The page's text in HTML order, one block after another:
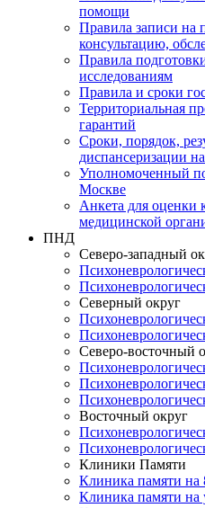
помощи
Правила записи на
консультацию,
Правила
исследованиям
Правила и сроки
Территориальная
гарантий
Сроки, порядок,
диспансеризации
Уполномоченный
Москве
Анкета для оценки
медицинской
ПНД
Северо-западный
Северный округ
Северо-восточный
Восточный округ
Клиники Памяти
Клиника памяти на
Клиника памяти на